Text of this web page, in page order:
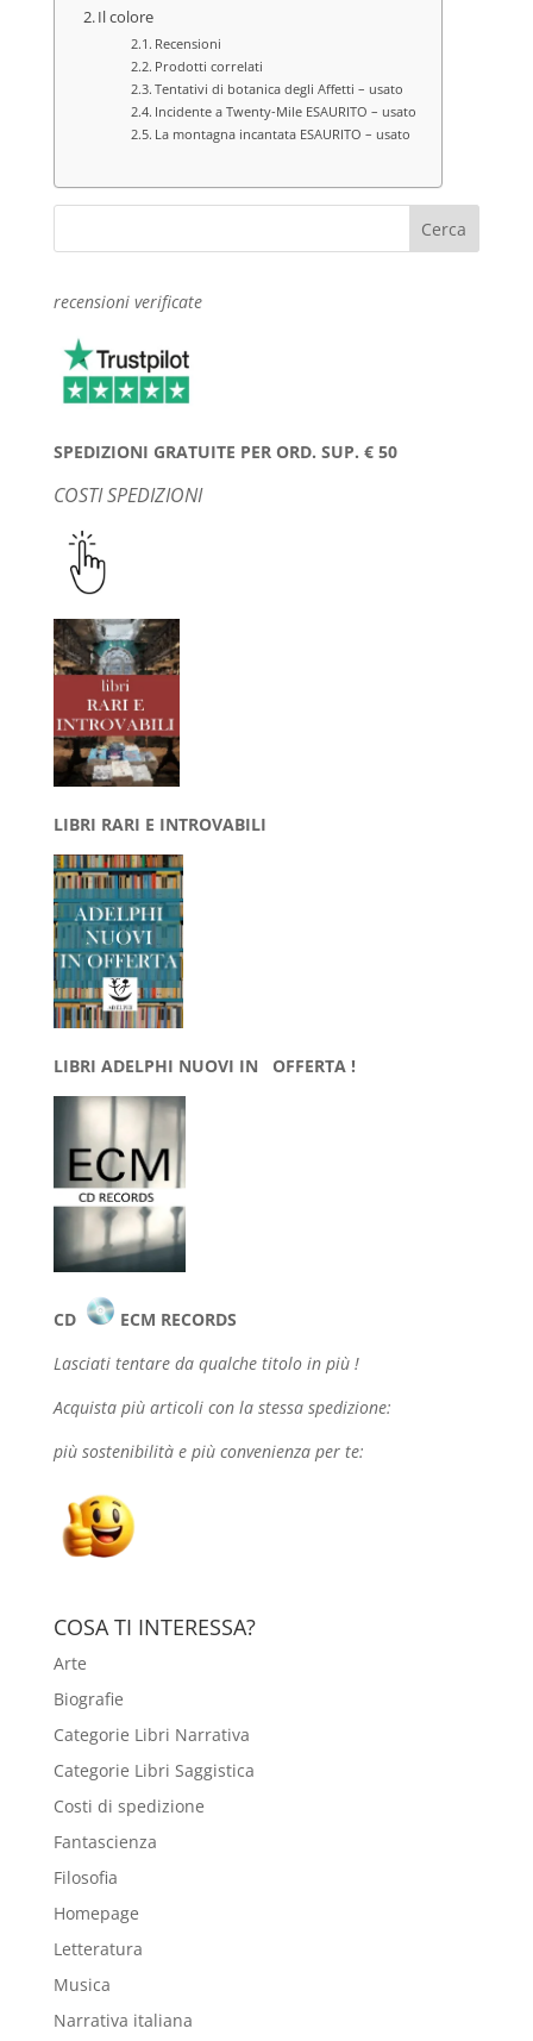
Il colore
Recensioni
Prodotti correlati
Tentativi di botanica degli Affetti – usato
Incidente a Twenty-Mile ESAURITO – usato
La montagna incantata ESAURITO – usato
recensioni verificate
SPEDIZIONI GRATUITE PER ORD. SUP. € 50
COSTI SPEDIZIONI
LIBRI RARI E INTROVABILI
LIBRI ADELPHI NUOVI IN OFFERTA !
CD
ECM RECORDS
Lasciati tentare da qualche titolo in più !
Acquista più articoli con la stessa spedizione:
più sostenibilità e più convenienza per te:
COSA TI INTERESSA?
Arte
Biografie
Categorie Libri Narrativa
Categorie Libri Saggistica
Costi di spedizione
Fantascienza
Filosofia
Homepage
Letteratura
Musica
Narrativa italiana